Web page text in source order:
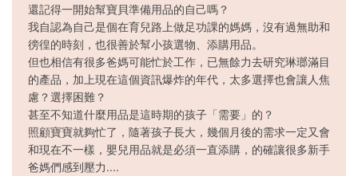
還記得一開始幫寶貝準備用品的自己嗎？
我自認為自己是個在育兒路上做足功課的媽媽，沒有過無助和
徬徨的時刻，也很善於幫小孩選物、添購用品。
但也相信有很多爸媽可能忙於工作，已無餘力去研究琳瑯滿目
的產品，加上現在這個資訊爆炸的年代，太多選擇也會讓人焦
慮？選擇困難？
甚至不知道什麼用品是這時期的孩子「需要」的？
照顧寶寶就夠忙了，隨著孩子長大，幾個月後的需求一定又會
和現在不一樣，嬰兒用品就是必須一直添購，的確讓很多新手
爸媽們感到壓力....